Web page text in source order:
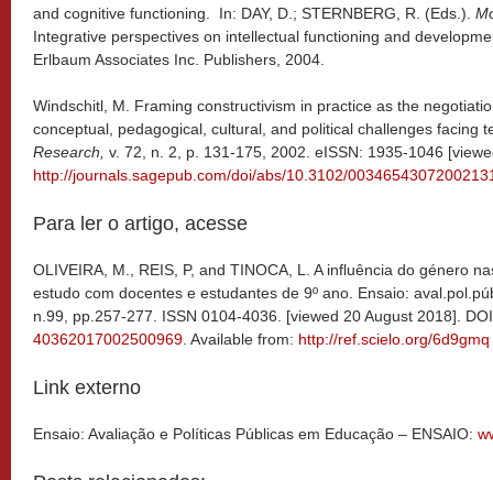
and cognitive functioning. In: DAY, D.; STERNBERG, R. (Eds.).
Integrative perspectives on intellectual functioning and
Erlbaum Associates Inc. Publishers, 2004.
Windschitl, M. Framing constructivism in practice as the
conceptual, pedagogical, cultural, and political challenges facing
Research, v. 72, n. 2, p. 131-175, 2002. eISSN: 1935-1046
http://journals.sagepub.com/doi/abs/10.3102/
Para ler o artigo, acesse
OLIVEIRA, M., REIS, P, and TINOCA, L. A influência do género
estudo com docentes e estudantes de 9º ano. Ensaio:
n.99, pp.257-277. ISSN 0104-4036. [viewed 20 August 2018].
40362017002500969 . Available from: http://ref.scielo.org/6d9gmq
Link externo
Ensaio: Avaliação e Políticas Públicas em Educação – ENSAIO: